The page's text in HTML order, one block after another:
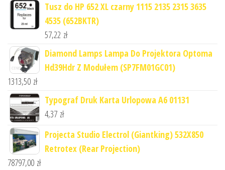
Tusz do HP 652 XL czarny 1115 2135 2315 3635
4535 (652BKTR)
57,22 zł
Diamond Lamps Lampa Do Projektora Optoma
Hd39Hdr Z Modułem (SP7FM01GC01)
1313,50 zł
Typograf Druk Karta Urlopowa A6 01131
4,37 zł
Projecta Studio Electrol (Giantking) 532X850
Retrotex (Rear Projection)
78797,00 zł